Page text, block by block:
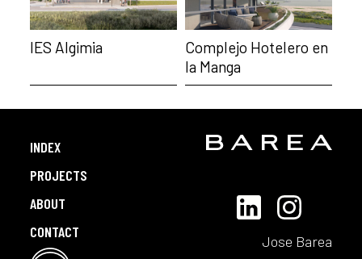
IES Algimia
Complejo Hotelero en
la Manga
INDEX
PROJECTS
ABOUT
CONTACT
Jose Barea